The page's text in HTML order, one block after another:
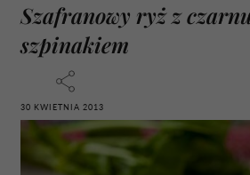
Szafranowy ryż z
szpinakiem
30 KWIETNIA 2013